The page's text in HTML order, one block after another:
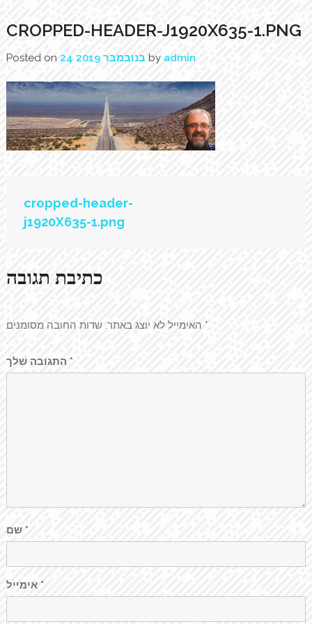
CROPPED-HEADER-J1920X635-1.PNG
Posted on 24 בנובמבר 2019 by admin
ניווט
cropped-header-
j1920X635-1.png
כתיבת תגובה
האימייל לא יוצג באתר. *
*
שם *
אימייל *